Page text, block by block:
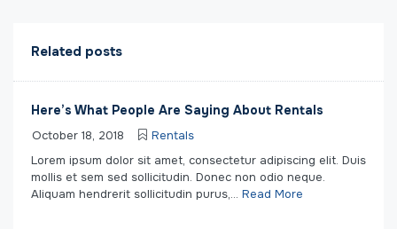
Related posts
Here’s What People Are Saying About Rentals
October 18, 2018
Rentals
Lorem ipsum dolor sit amet, consectetur adipiscing elit. Duis
mollis et sem sed sollicitudin. Donec non odio neque.
Aliquam hendrerit sollicitudin purus,... Read More